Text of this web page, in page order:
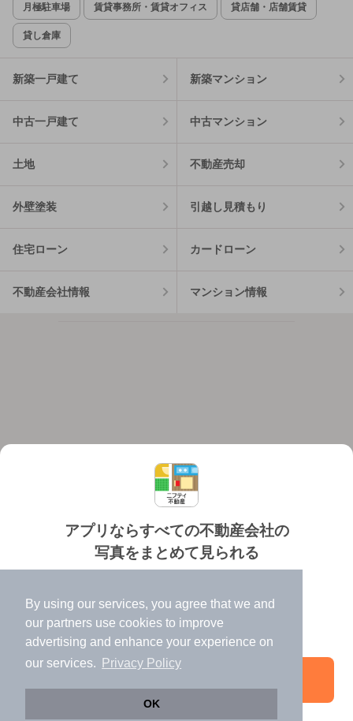
By using our services, you agree that we and
our partners use cookies to improve
advertising and enhance your experience on
our services.
Privacy Policy
OK
アプリならすべての不動産会社の
写真をまとめて見られる
✔️
高速表示で似た物件も見つけやすい
✔️
便利な通知機能も充実
月極駐車場 賃貸事務所・賃貸オフィス 貸店舗・店舗賃貸
貸し倉庫
新築一戸建て 新築マンション
中古一戸建て 中古マンション
土地 不動産売却
外壁塗装 引越し見積もり
住宅ローン カードローン
不動産会社情報 マンション情報
個人情報保護ポリシー 利用規約
©NIFTY Lifestyle Co., Ltd.